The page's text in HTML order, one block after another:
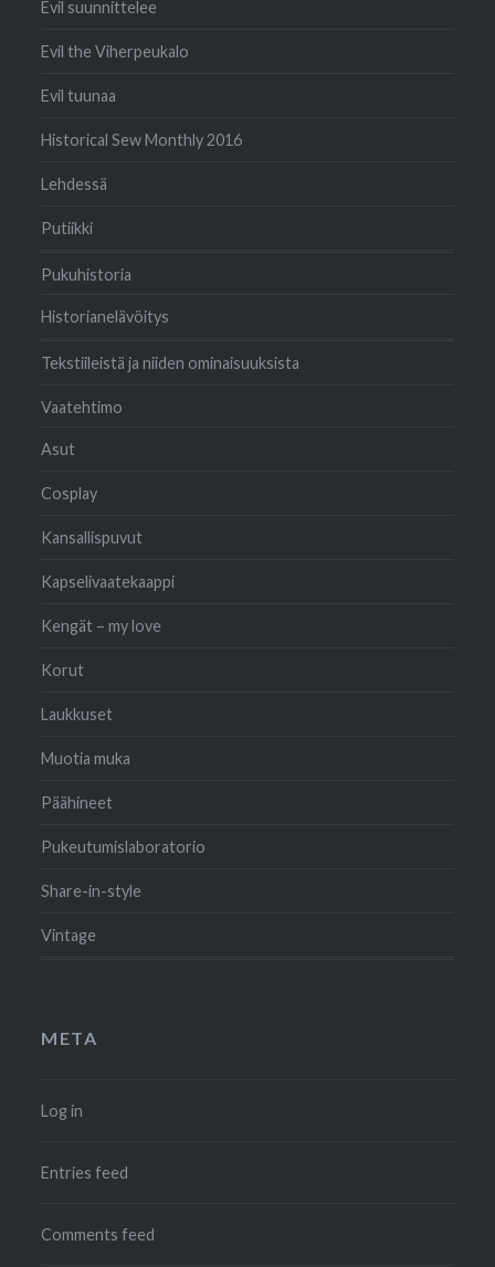
Evil suunnittelee
Evil the Viherpeukalo
Evil tuunaa
Historical Sew Monthly 2016
Lehdessä
Putiikki
Pukuhistoria
Historianelävöitys
Tekstiileistä ja niiden ominaisuuksista
Vaatehtimo
Asut
Cosplay
Kansallispuvut
Kapselivaatekaappi
Kengät – my love
Korut
Laukkuset
Muotia muka
Päähineet
Pukeutumislaboratorio
Share-in-style
Vintage
META
Log in
Entries feed
Comments feed